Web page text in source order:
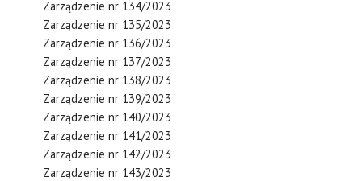
Zarządzenie nr 134/2023
Zarządzenie nr 135/2023
Zarządzenie nr 136/2023
Zarządzenie nr 137/2023
Zarządzenie nr 138/2023
Zarządzenie nr 139/2023
Zarządzenie nr 140/2023
Zarządzenie nr 141/2023
Zarządzenie nr 142/2023
Zarządzenie nr 143/2023